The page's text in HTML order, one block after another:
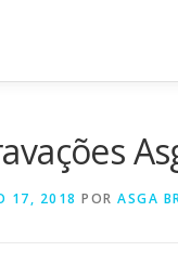
17, 2018 POR ASGA